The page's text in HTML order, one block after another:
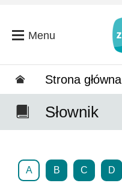
Menu
Strona główna
Słownik
A B C D